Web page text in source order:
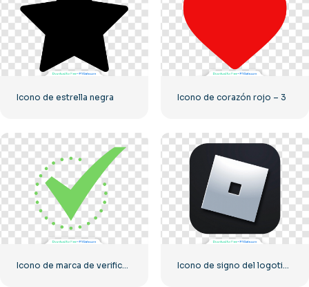
Icono de estrella negra Icono de corazón rojo – 3
Icono de marca de verificación verde Icono de signo del logotipo de Roblox